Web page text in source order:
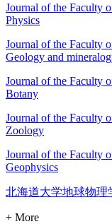
Journal of the Faculty
Physics
Journal of the Faculty
Geology and
Journal of the Faculty
Botany
Journal of the Faculty
Zoology
Journal of the Faculty
Geophysics
北海道大学地球物理
+ More